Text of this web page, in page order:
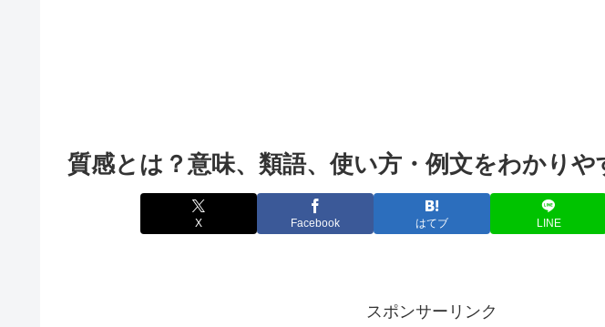
質感とは？意味、類語、使い方・例文をわかりや
X Facebook はてブ LINE
スポンサーリンク